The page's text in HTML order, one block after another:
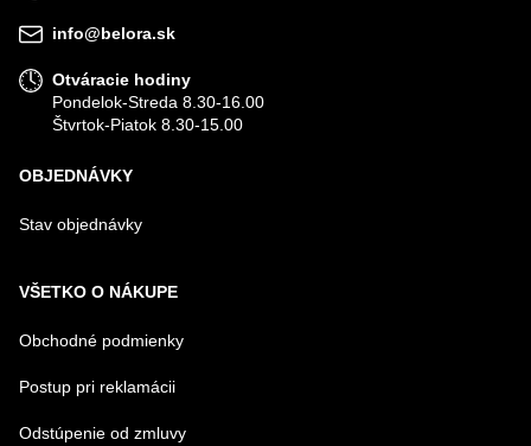
info@belora.sk
Otváracie hodiny
Pondelok-Streda 8.30-16.00
Štvrtok-Piatok 8.30-15.00
OBJEDNÁVKY
Stav objednávky
VŠETKO O NÁKUPE
Obchodné podmienky
Postup pri reklamácii
Odstúpenie od zmluvy